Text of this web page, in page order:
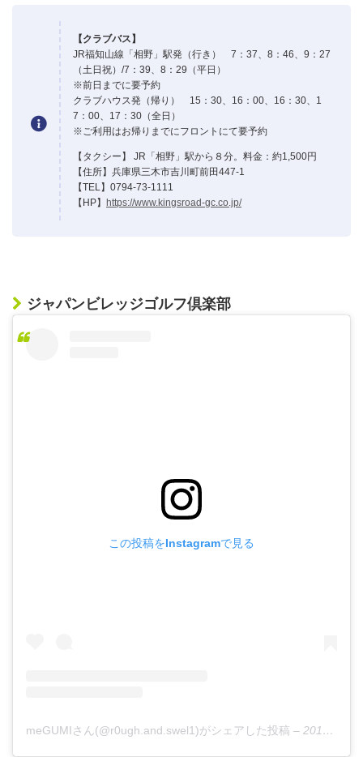
【クラブバス】
JR福知山線「相野」駅発（行き） 7：37、8：46、9：27
（土日祝）/7：39、8：29（平日）
※前日までに要予約
クラブハウス発（帰り） 15：30、16：00、16：30、1
7：00、17：30（全日）
※ご利用はお帰りまでにフロントにて要予約
【タクシー】 JR「相野」駅から８分。料金：約1,500円
【住所】兵庫県三木市吉川町前田447-1
【TEL】0794-73-1111
【HP】 https://www.kingsroad-gc.co.jp/
ジャパンビレッジゴルフ倶楽部
この投稿をInstagramで見る
meGUMIさん(@r0ugh.and.swel1)がシェアした投稿 – 2017年10月月9日午前1時25分PDT